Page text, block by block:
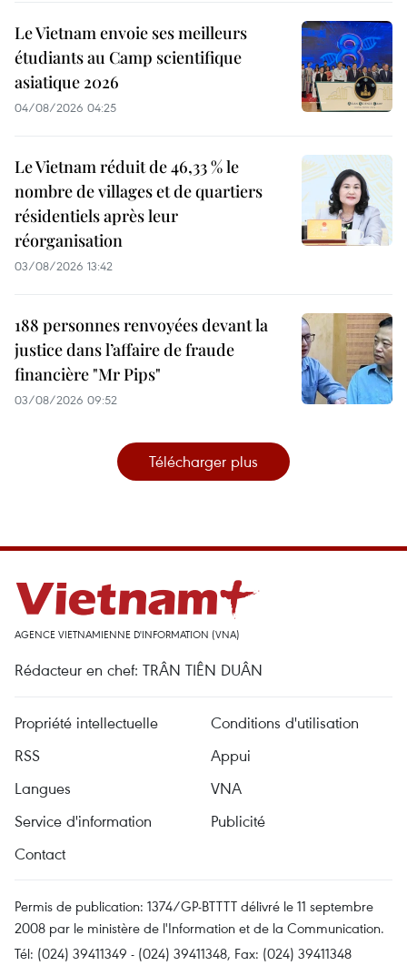
Le Vietnam envoie ses meilleurs
étudiants au Camp scientifique
asiatique 2026
04/08/2026 04:25
Le Vietnam réduit de 46,33 % le
nombre de villages et de quartiers
résidentiels après leur
réorganisation
03/08/2026 13:42
188 personnes renvoyées devant la
justice dans l’affaire de fraude
financière "Mr Pips"
03/08/2026 09:52
Télécharger plus
AGENCE VIETNAMIENNE D'INFORMATION (VNA)
Rédacteur en chef: TRÂN TIÊN DUÂN
Propriété intellectuelle
Conditions d'utilisation
RSS
Appui
Langues
VNA
Service d'information
Publicité
Contact
Permis de publication: 1374/GP-BTTTT délivré le 11 septembre
2008 par le ministère de l'Information et de la Communication.
Tél: (024) 39411349 - (024) 39411348, Fax: (024) 39411348